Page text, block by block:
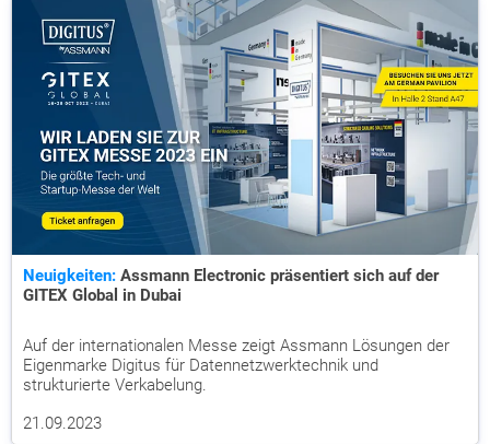
Neuigkeiten: Assmann Electronic präsentiert sich auf der
GITEX Global in Dubai
Auf der internationalen Messe zeigt Assmann Lösungen der
Eigenmarke Digitus für Datennetzwerktechnik und
strukturierte Verkabelung.
21.09.2023